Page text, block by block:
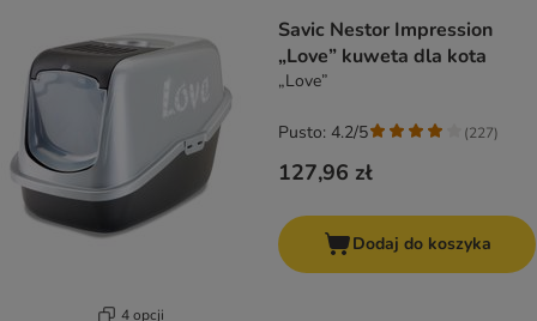
4 opcji
Savic Nestor Impression
„Love” kuweta dla kota
„Love”
127,96 zł
Pusto: 4.2/5 (227)
Dodaj do koszyka